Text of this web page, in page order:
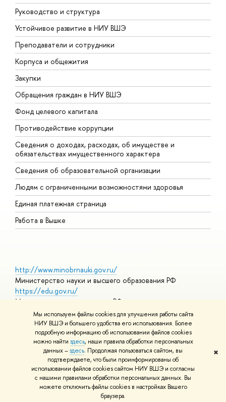
Мы используем файлы cookies для улучшения работы сайта
НИУ ВШЭ и большего удобства его использования. Более
подробную информацию об использовании файлов cookies
можно найти здесь, наши правила обработки персональных
данных –здесь. Продолжая пользоваться сайтом, вы
подтверждаете, что были проинформированы об
использовании файлов cookies сайтом НИУ ВШЭ и согласны
с нашими правилами обработки персональных данных. Вы
можете отключить файлы cookies в настройках Вашего
браузера.
✖
Руководство и структура
Устойчивое развитие в НИУ ВШЭ
Преподаватели и сотрудники
Корпуса и общежития
Закупки
Обращения граждан в НИУ ВШЭ
Фонд целевого капитала
Противодействие коррупции
Сведения о доходах, расходах, об имуществе и
обязательствах имущественного характера
Сведения об образовательной организации
Людям с ограниченными возможностями здоровья
Единая платежная страница
Работа в Вышке
http://www.minobrnauki.gov.ru/
Министерство науки и высшего образования РФ
https://edu.gov.ru/
Министерство просвещения РФ
https://elearning.hse.ru/mooc
Массовые открытые онлайн-курсы
© НИУ ВШЭ 1993–2026 Адреса и контактыУсловия
использования материалов Политика конфиденциальности
Шрифты HSE Sans и HSE Slab разработаны вШколе дизайна НИУ